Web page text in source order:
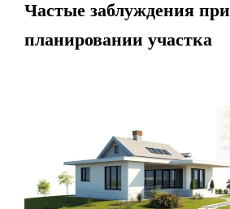
Частые заблуждения при
планировании участка